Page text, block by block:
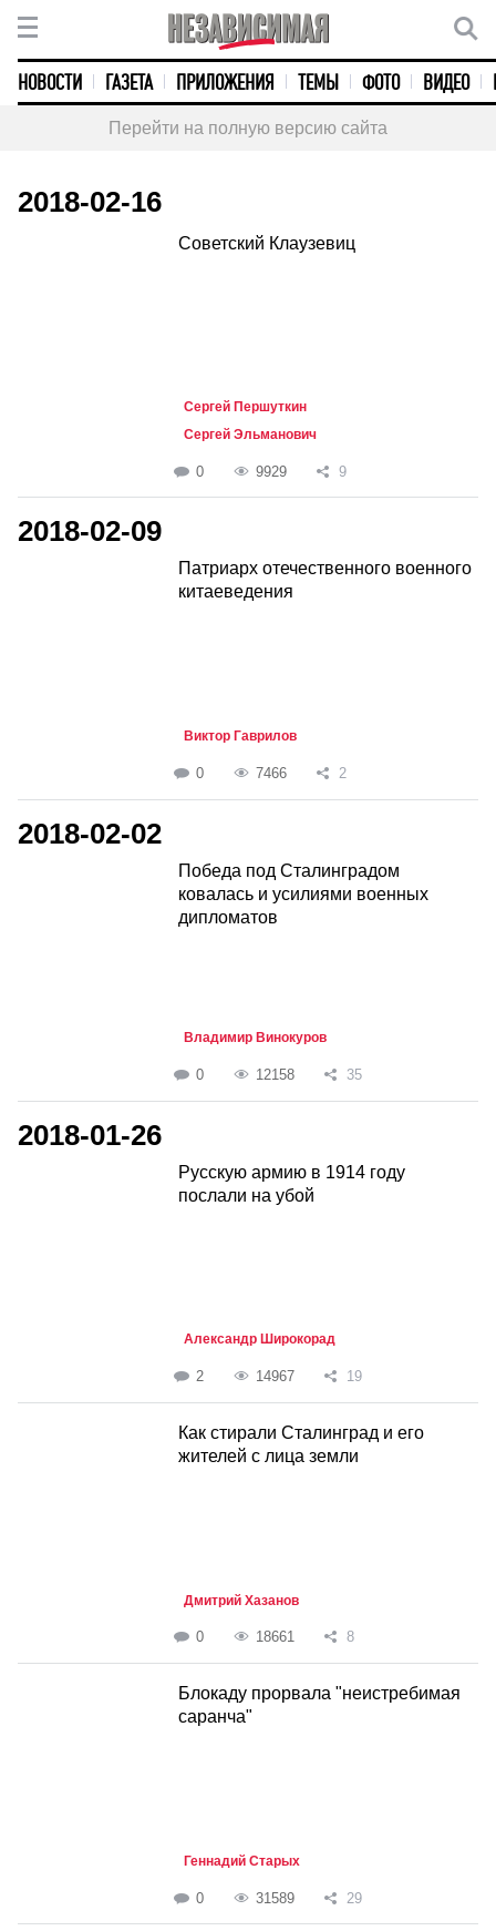
НОВОСТИ ГАЗЕТА ПРИЛОЖЕНИЯ ТЕМЫ ФОТО ВИДЕО
Перейти на полную версию сайта
2018-02-16
Советский Клаузевиц
Сергей Першуткин
Сергей Эльманович
0 9929 9
2018-02-09
Патриарх отечественного военного
китаеведения
Виктор Гаврилов
0 7466 2
2018-02-02
Победа под Сталинградом
ковалась и усилиями военных
дипломатов
Владимир Винокуров
0 12158 35
2018-01-26
Русскую армию в 1914 году
послали на убой
Александр Широкорад
2 14967 19
Как стирали Сталинград и его
жителей с лица земли
Дмитрий Хазанов
0 18661 8
Блокаду прорвала "неистребимая
саранча"
Геннадий Старых
0 31589 29